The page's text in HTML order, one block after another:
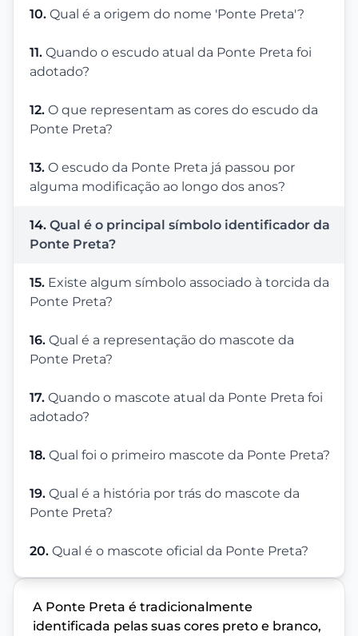
10. Qual é a origem do nome 'Ponte Preta'?
11. Quando o escudo atual da Ponte Preta foi
adotado?
12. O que representam as cores do escudo da
Ponte Preta?
13. O escudo da Ponte Preta já passou por
alguma modificação ao longo dos anos?
14. Qual é o principal símbolo identificador da
Ponte Preta?
15. Existe algum símbolo associado à torcida da
Ponte Preta?
16. Qual é a representação do mascote da
Ponte Preta?
17. Quando o mascote atual da Ponte Preta foi
adotado?
18. Qual foi o primeiro mascote da Ponte Preta?
19. Qual é a história por trás do mascote da
Ponte Preta?
20. Qual é o mascote oficial da Ponte Preta?
A Ponte Preta é tradicionalmente
identificada pelas suas cores preto e branco,